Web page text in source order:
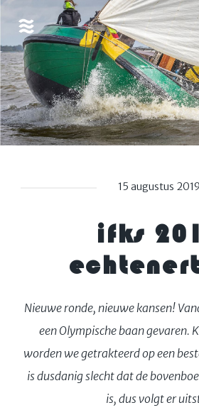
15 augustus 2019
ifks
Nieuwe ronde, nieuwe kansen!
een Olympische baan gevaren.
worden we getrakteerd op een
is dusdanig slecht dat de
is, dus volgt er